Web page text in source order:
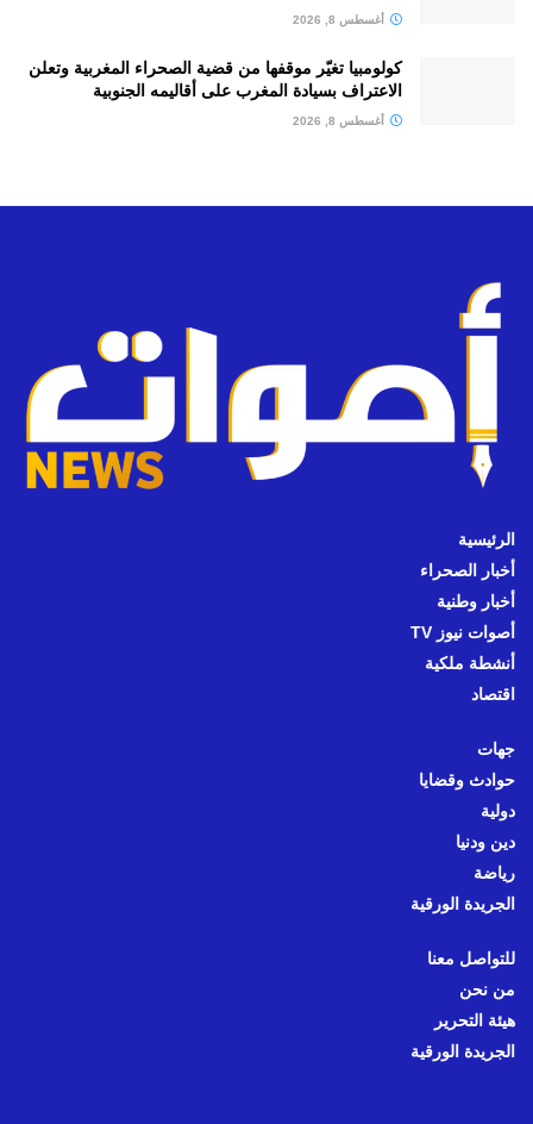
أغسطس 8, 2026
كولومبيا تغيّر موقفها من قضية الصحراء المغربية وتعلن
الاعتراف بسيادة المغرب على أقاليمه الجنوبية
أغسطس 8, 2026
الرئيسية
أخبار الصحراء
أخبار وطنية
أصوات نيوز TV
أنشطة ملكية
اقتصاد
جهات
حوادث وقضايا
دولية
دين ودنيا
رياضة
الجريدة الورقية
للتواصل معنا
من نحن
هيئة التحرير
الجريدة الورقية